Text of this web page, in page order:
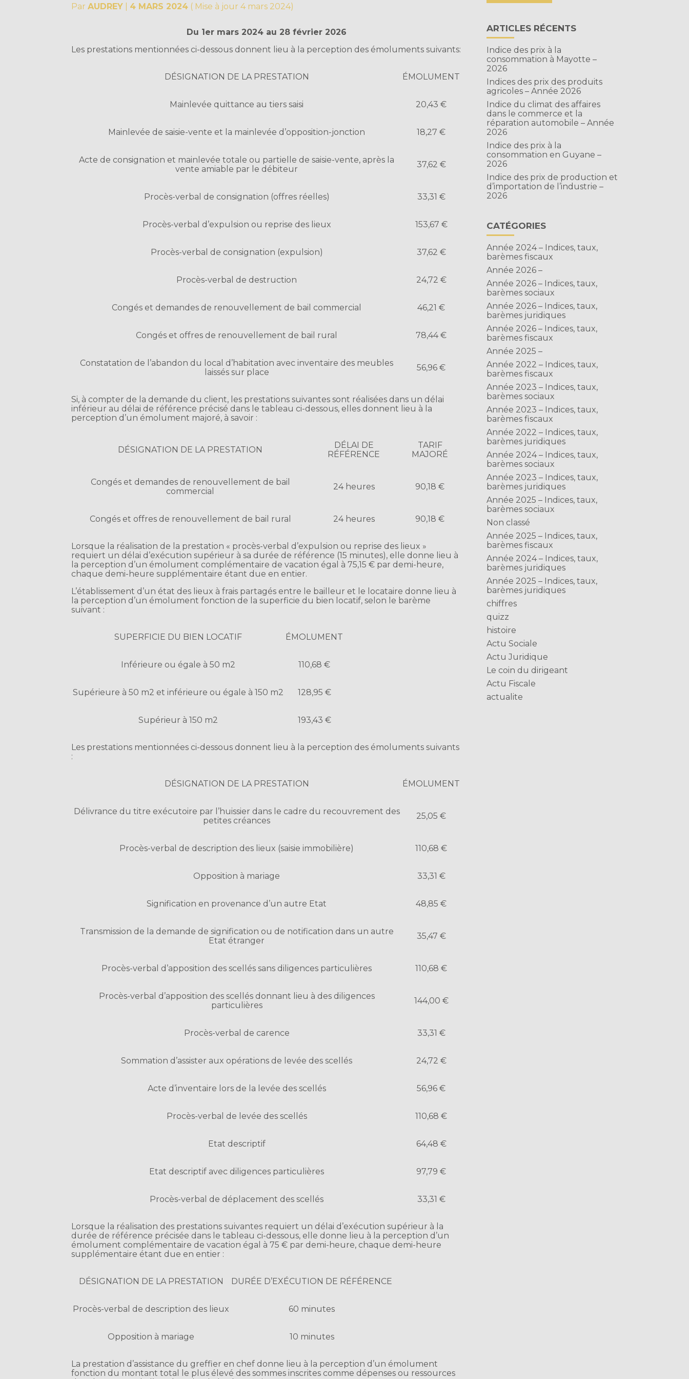
ParAUDREY 4 MARS 2024 ( Mise à jour 4 mars 2024)
Du 1er mars 2024 au 28 février 2026
Les prestations mentionnées ci-dessous donnent lieu à la perception des émoluments suivants:
DÉSIGNATION DE LA PRESTATION ÉMOLUMENT
Mainlevée quittance au tiers saisi 20,43 €
Mainlevée de saisie-vente et la mainlevée d’opposition-jonction 18,27 €
Acte de consignation et mainlevée totale ou partielle de saisie-vente, après la
vente amiable par le débiteur
37,62 €
Procès-verbal de consignation (offres réelles) 33,31 €
Procès-verbal d’expulsion ou reprise des lieux 153,67 €
Procès-verbal de consignation (expulsion) 37,62 €
Procès-verbal de destruction 24,72 €
Congés et demandes de renouvellement de bail commercial 46,21 €
Congés et offres de renouvellement de bail rural 78,44 €
Constatation de l’abandon du local d’habitation avec inventaire des meubles
laissés sur place
56,96 €
Si, à compter de la demande du client, les prestations suivantes sont réalisées dans un délai
inférieur au délai de référence précisé dans le tableau ci-dessous, elles donnent lieu à la
perception d’un émolument majoré, à savoir :
DÉSIGNATION DE LA PRESTATION
DÉLAI DE
RÉFÉRENCE
TARIF
MAJORÉ
Congés et demandes de renouvellement de bail
commercial
24 heures 90,18 €
Congés et offres de renouvellement de bail rural 24 heures 90,18 €
Lorsque la réalisation de la prestation « procès-verbal d’expulsion ou reprise des lieux »
requiert un délai d’exécution supérieur à sa durée de référence (15 minutes), elle donne lieu à
la perception d’un émolument complémentaire de vacation égal à 75,15 € par demi-heure,
chaque demi-heure supplémentaire étant due en entier.
L’établissement d’un état des lieux à frais partagés entre le bailleur et le locataire donne lieu à
la perception d’un émolument fonction de la superficie du bien locatif, selon le barème
suivant :
SUPERFICIE DU BIEN LOCATIF ÉMOLUMENT
Inférieure ou égale à 50 m2 110,68 €
Supérieure à 50 m2 et inférieure ou égale à 150 m2 128,95 €
Supérieur à 150 m2 193,43 €
Les prestations mentionnées ci-dessous donnent lieu à la perception des émoluments suivants
:
DÉSIGNATION DE LA PRESTATION ÉMOLUMENT
Délivrance du titre exécutoire par l’huissier dans le cadre du recouvrement des
petites créances
25,05 €
Procès-verbal de description des lieux (saisie immobilière) 110,68 €
Opposition à mariage 33,31 €
Signification en provenance d’un autre Etat 48,85 €
Transmission de la demande de signification ou de notification dans un autre
Etat étranger
35,47 €
Procès-verbal d’apposition des scellés sans diligences particulières 110,68 €
Procès-verbal d’apposition des scellés donnant lieu à des diligences
particulières
144,00 €
Procès-verbal de carence 33,31 €
Sommation d’assister aux opérations de levée des scellés 24,72 €
Acte d’inventaire lors de la levée des scellés 56,96 €
Procès-verbal de levée des scellés 110,68 €
Etat descriptif 64,48 €
Etat descriptif avec diligences particulières 97,79 €
Procès-verbal de déplacement des scellés 33,31 €
Lorsque la réalisation des prestations suivantes requiert un délai d’exécution supérieur à la
durée de référence précisée dans le tableau ci-dessous, elle donne lieu à la perception d’un
émolument complémentaire de vacation égal à 75 € par demi-heure, chaque demi-heure
supplémentaire étant due en entier :
DÉSIGNATION DE LA PRESTATION DURÉE D’EXÉCUTION DE RÉFÉRENCE
Procès-verbal de description des lieux 60 minutes
Opposition à mariage 10 minutes
La prestation d’assistance du greffier en chef donne lieu à la perception d’un émolument
fonction du montant total le plus élevé des sommes inscrites comme dépenses ou ressources
ARTICLES RÉCENTS
Indice des prix à la
consommation à Mayotte –
2026
Indices des prix des produits
agricoles – Année 2026
Indice du climat des affaires
dans le commerce et la
réparation automobile – Année
2026
Indice des prix à la
consommation en Guyane –
2026
Indice des prix de production et
d’importation de l’industrie –
2026
CATÉGORIES
Année 2024 – Indices, taux,
barèmes fiscaux
Année 2026 –
Année 2026 – Indices, taux,
barèmes sociaux
Année 2026 – Indices, taux,
barèmes juridiques
Année 2026 – Indices, taux,
barèmes fiscaux
Année 2025 –
Année 2022 – Indices, taux,
barèmes fiscaux
Année 2023 – Indices, taux,
barèmes sociaux
Année 2023 – Indices, taux,
barèmes fiscaux
Année 2022 – Indices, taux,
barèmes juridiques
Année 2024 – Indices, taux,
barèmes sociaux
Année 2023 – Indices, taux,
barèmes juridiques
Année 2025 – Indices, taux,
barèmes sociaux
Non classé
Année 2025 – Indices, taux,
barèmes fiscaux
Année 2024 – Indices, taux,
barèmes juridiques
Année 2025 – Indices, taux,
barèmes juridiques
chiffres
quizz
histoire
Actu Sociale
Actu Juridique
Le coin du dirigeant
Actu Fiscale
actualite